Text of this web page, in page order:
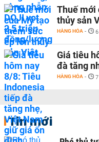
Thuế mới
thủy sản
HÀNG HÓA -
Giá tiêu
đà tăng
HÀNG HÓA -
Tin mới